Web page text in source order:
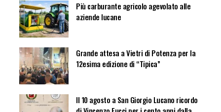
Più carburante agricolo agevolato alle
aziende lucane
Grande attesa a Vietri di Potenza per la
12esima edizione di “Tipica”
Il 10 agosto a San Giorgio Lucano ricordo